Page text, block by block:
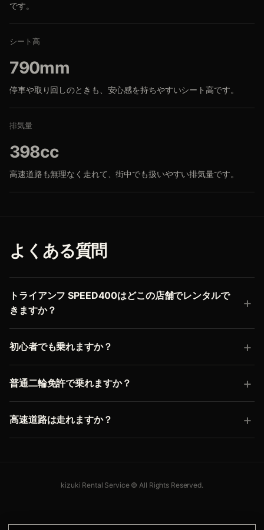
です。
シート高
790mm
停車や取り回しのときも、安心感を持ちやすいシート高です。
排気量
398cc
高速道路も無理なく走れて、街中でも扱いやすい排気量です。
よくある質問
トライアンフ SPEED400はどこの店舗でレンタルで
きますか？
初心者でも乗れますか？
普通二輪免許で乗れますか？
高速道路は走れますか？
kizuki Rental Service © All Rights Reserved.